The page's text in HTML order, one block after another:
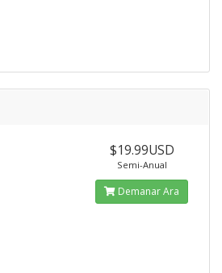
$19.99USD
Semi-Anual
Demanar Ara